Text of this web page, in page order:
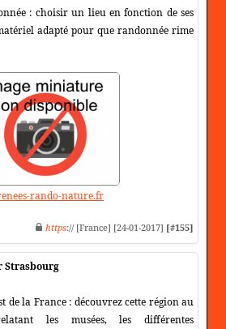
: choisir un lieu en fonction de ses
adapté pour que randonnée rime
rando-nature.fr
https:// [France] [24-01-2017] [#155]
Strasbourg
de la France : découvrez cette région au
les musées, les différentes